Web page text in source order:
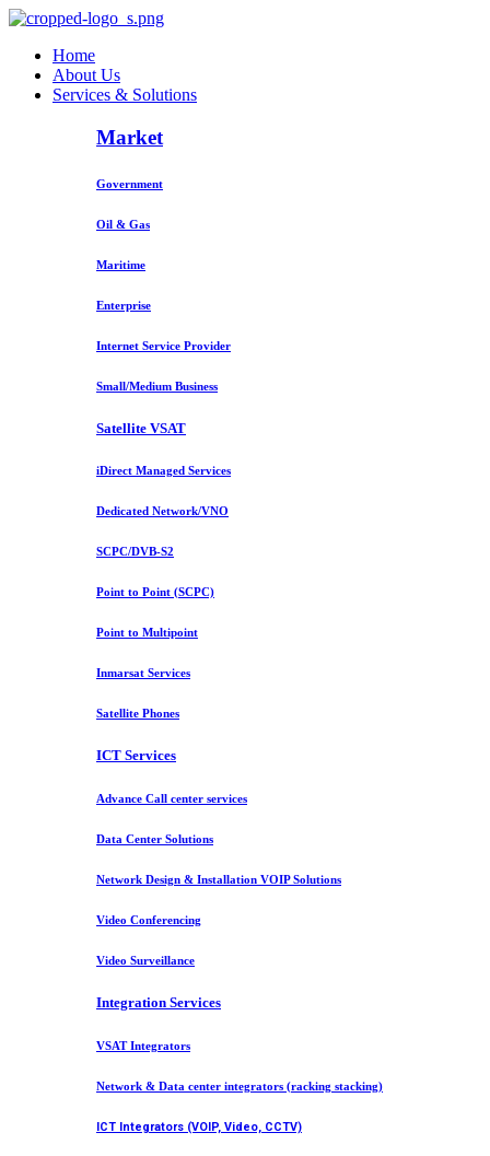
Home
About Us
Services & Solutions
Market
Government
Oil & Gas
Maritime
Enterprise
Internet Service Provider
Small/Medium Business
Satellite VSAT
iDirect Managed Services
Dedicated Network/VNO
SCPC/DVB-S2
Point to Point (SCPC)
Point to Multipoint
Inmarsat Services
Satellite Phones
ICT Services
Advance Call center services
Data Center Solutions
Network Design & Installation VOIP Solutions
Video Conferencing
Video Surveillance
Integration Services
VSAT Integrators
Network & Data center integrators (racking stacking)
ICT Integrators (VOIP, Video, CCTV)